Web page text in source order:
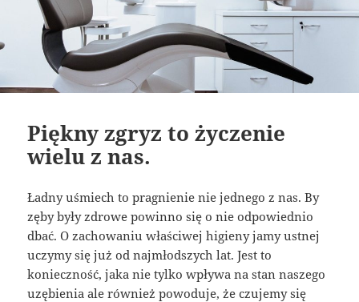
Piękny zgryz to życzenie
wielu z nas.
Ładny uśmiech to pragnienie nie jednego z nas. By
zęby były zdrowe powinno się o nie odpowiednio
dbać. O zachowaniu właściwej higieny jamy ustnej
uczymy się już od najmłodszych lat. Jest to
konieczność, jaka nie tylko wpływa na stan naszego
uzębienia ale również powoduje, że czujemy się